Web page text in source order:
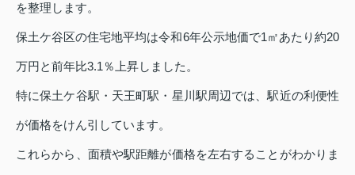
を整理します。
保土ケ谷区の住宅地平均は令和6年公示地価で1㎡あたり約20
万円と前年比3.1％上昇しました。
特に保土ケ谷駅・天王町駅・星川駅周辺では、駅近の利便性
が価格をけん引しています。
これらから、面積や駅距離が価格を左右することがわかりま